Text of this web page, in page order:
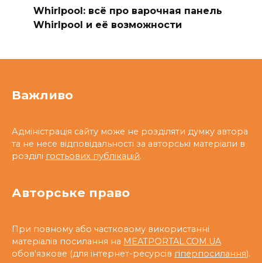
Whirlpool: всё про варочная панель
Whirlpool и её возможности
Важливо
Адміністрація сайту може не розділяти думку автора
та не несе відповідальності за авторські матеріали в
розділі гостьових публікацій.
Авторське право
При повному або частковому використанні
матеріалів посилання на MEATPORTAL.COM.UA
обов'язкове (для інтернет-ресурсів гіперпосилання).